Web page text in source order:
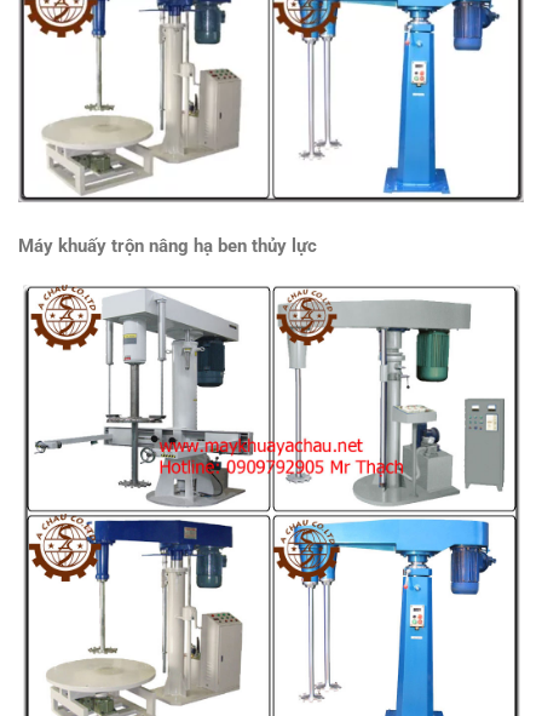
Máy khuấy trộn nâng hạ ben thủy lực